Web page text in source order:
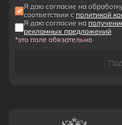
Я даю согласие на
соответствии с политикой
Я даю согласие на
рекламных предложений
*это поле обязательно